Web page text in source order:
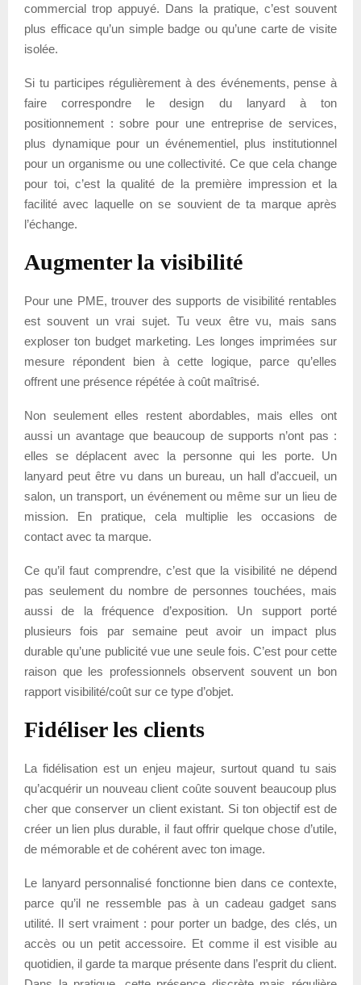
commercial trop appuyé. Dans la pratique, c’est souvent
plus efficace qu’un simple badge ou qu’une carte de visite
isolée.
Si tu participes régulièrement à des événements, pense à
faire correspondre le design du lanyard à ton
positionnement : sobre pour une entreprise de services,
plus dynamique pour un événementiel, plus institutionnel
pour un organisme ou une collectivité. Ce que cela change
pour toi, c’est la qualité de la première impression et la
facilité avec laquelle on se souvient de ta marque après
l’échange.
Augmenter la visibilité
Pour une PME, trouver des supports de visibilité rentables
est souvent un vrai sujet. Tu veux être vu, mais sans
exploser ton budget marketing. Les longes imprimées sur
mesure répondent bien à cette logique, parce qu’elles
offrent une présence répétée à coût maîtrisé.
Non seulement elles restent abordables, mais elles ont
aussi un avantage que beaucoup de supports n’ont pas :
elles se déplacent avec la personne qui les porte. Un
lanyard peut être vu dans un bureau, un hall d’accueil, un
salon, un transport, un événement ou même sur un lieu de
mission. En pratique, cela multiplie les occasions de
contact avec ta marque.
Ce qu’il faut comprendre, c’est que la visibilité ne dépend
pas seulement du nombre de personnes touchées, mais
aussi de la fréquence d’exposition. Un support porté
plusieurs fois par semaine peut avoir un impact plus
durable qu’une publicité vue une seule fois. C’est pour cette
raison que les professionnels observent souvent un bon
rapport visibilité/coût sur ce type d’objet.
Fidéliser les clients
La fidélisation est un enjeu majeur, surtout quand tu sais
qu’acquérir un nouveau client coûte souvent beaucoup plus
cher que conserver un client existant. Si ton objectif est de
créer un lien plus durable, il faut offrir quelque chose d’utile,
de mémorable et de cohérent avec ton image.
Le lanyard personnalisé fonctionne bien dans ce contexte,
parce qu’il ne ressemble pas à un cadeau gadget sans
utilité. Il sert vraiment : pour porter un badge, des clés, un
accès ou un petit accessoire. Et comme il est visible au
quotidien, il garde ta marque présente dans l’esprit du client.